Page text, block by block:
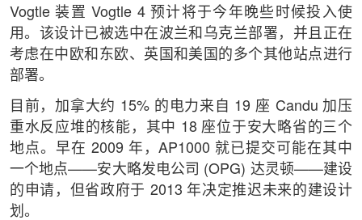
Vogtle 装置 Vogtle 4 预计将于今年晚些时候投入使
用。该设计已被选中在波兰和乌克兰部署，并且正在
考虑在中欧和东欧、英国和美国的多个其他站点进行
部署。
目前，加拿大约 15% 的电力来自 19 座 Candu 加压
重水反应堆的核能，其中 18 座位于安大略省的三个
地点。早在 2009 年，AP1000 就已提交可能在其中
一个地点——安大略发电公司 (OPG) 达灵顿——建设
的申请，但省政府于 2013 年决定推迟未来的建设计
划。